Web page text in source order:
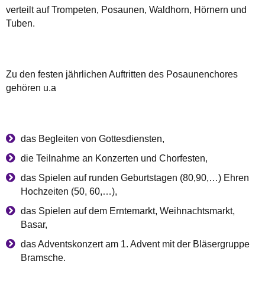
verteilt auf Trompeten, Posaunen, Waldhorn, Hörnern und
Tuben.
Zu den festen jährlichen Auftritten des Posaunenchores
gehören u.a
das Begleiten von Gottesdiensten,
die Teilnahme an Konzerten und Chorfesten,
das Spielen auf runden Geburtstagen (80,90,…) Ehren
Hochzeiten (50, 60,…),
das Spielen auf dem Erntemarkt, Weihnachtsmarkt,
Basar,
das Adventskonzert am 1. Advent mit der Bläsergruppe
Bramsche.